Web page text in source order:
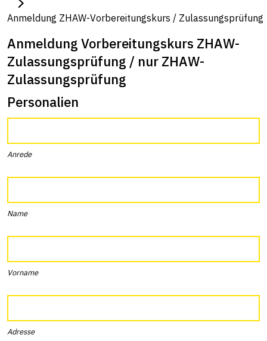
Anmeldung ZHAW-Vorbereitungskurs / Zulassungsprüfung
Anmeldung Vorbereitungskurs ZHAW-
Zulassungsprüfung / nur ZHAW-
Zulassungsprüfung
Personalien
Anrede
Name
Vorname
Adresse